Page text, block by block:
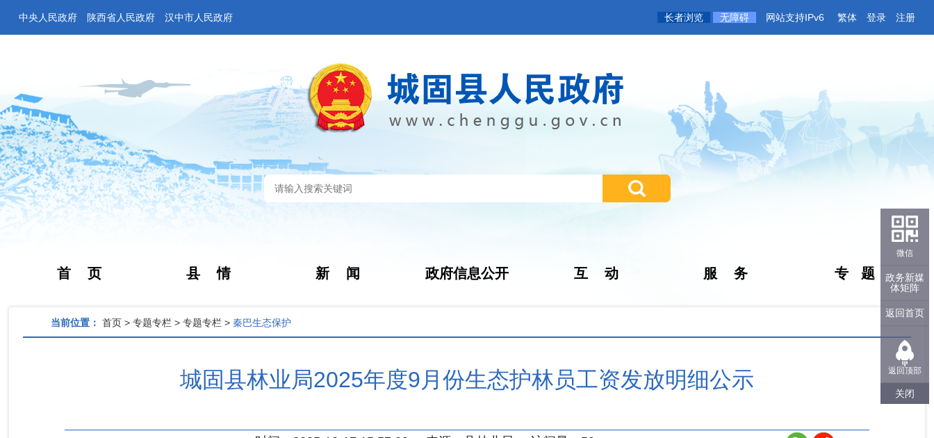
中央人民政府 陕西省人民政府 汉中市人民政府 长者浏览 无障碍 网站支持IPv6 繁体 登录 注册
首 页 县 情 新 闻 政府信息公开 互 动 服 务 专 题
当前位置： 首页 > 专题专栏 > 专题专栏 > 秦巴生态保护
城固县林业局2025年度9月份生态护林员工资发放明细公示
微信
政务新媒
体矩阵
返回首页
返回顶部
关闭